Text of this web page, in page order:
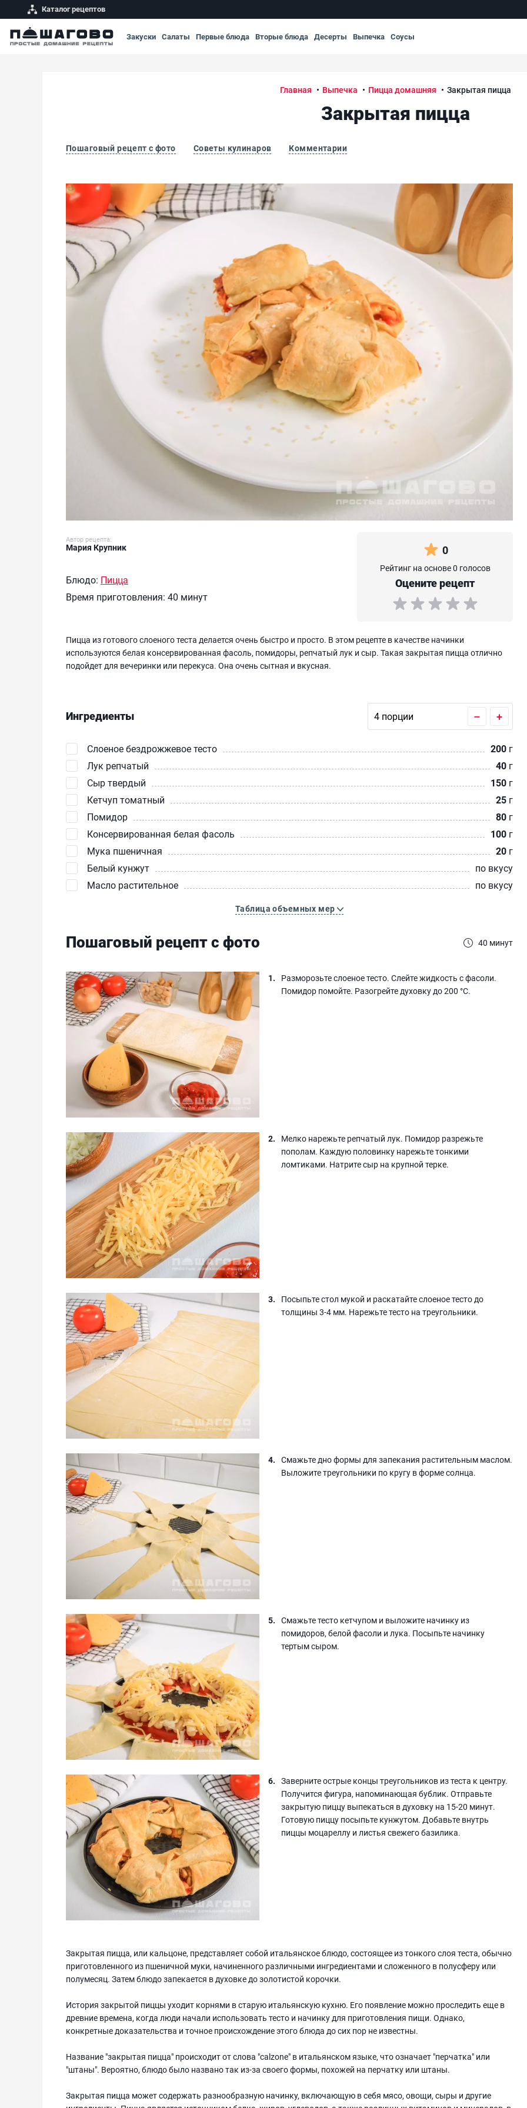
Каталог рецептов
Закуски Салаты Первые блюда Вторые блюда Десерты Выпечка Соусы
Главная Выпечка Пицца домашняя Закрытая пицца
Закрытая пицца
Пошаговый рецепт с фото Советы кулинаров Комментарии
Закрытая пицца
Автор рецепта:
Мария Крупник
Блюдо: Пицца
Время приготовления: 40 минут
0
Рейтинг на основе 0 голосов
Оцените рецепт
Пицца из готового слоеного теста делается очень быстро и просто. В этом рецепте в качестве начинки
используются белая консервированная фасоль, помидоры, репчатый лук и сыр. Такая закрытая пицца отлично
подойдет для вечеринки или перекуса. Она очень сытная и вкусная.
Ингредиенты – +
Слоеное бездрожжевое тесто 200 г
Лук репчатый
40 г
Сыр твердый
150 г
Кетчуп томатный
25 г
Помидор
80 г
Консервированная белая фасоль
100 г
Мука пшеничная
20 г
Белый кунжут
по вкусу
Масло растительное
по вкусу
Таблица объемных мер
Пошаговый рецепт с фото 40 минут
Разморозьте слоеное тесто. Слейте жидкость с фасоли.
Помидор помойте. Разогрейте духовку до 200 °С.
Мелко нарежьте репчатый лук. Помидор разрежьте
пополам. Каждую половинку нарежьте тонкими
ломтиками. Натрите сыр на крупной терке.
Посыпьте стол мукой и раскатайте слоеное тесто до
толщины 3-4 мм. Нарежьте тесто на треугольники.
Смажьте дно формы для запекания растительным маслом.
Выложите треугольники по кругу в форме солнца.
Смажьте тесто кетчупом и выложите начинку из
помидоров, белой фасоли и лука. Посыпьте начинку
тертым сыром.
Заверните острые концы треугольников из теста к центру.
Получится фигура, напоминающая бублик. Отправьте
закрытую пиццу выпекаться в духовку на 15-20 минут.
Готовую пиццу посыпьте кунжутом. Добавьте внутрь
пиццы моцареллу и листья свежего базилика.
Закрытая пицца, или кальцоне, представляет собой итальянское блюдо, состоящее из тонкого слоя теста, обычно
приготовленного из пшеничной муки, начиненного различными ингредиентами и сложенного в полусферу или
полумесяц. Затем блюдо запекается в духовке до золотистой корочки.
История закрытой пиццы уходит корнями в старую итальянскую кухню. Его появление можно проследить еще в
древние времена, когда люди начали использовать тесто и начинку для приготовления пищи. Однако,
конкретные доказательства и точное происхождение этого блюда до сих пор не известны.
Название "закрытая пицца" происходит от слова "calzone" в итальянском языке, что означает "перчатка" или
"штаны". Вероятно, блюдо было названо так из-за своего формы, похожей на перчатку или штаны.
Закрытая пицца может содержать разнообразную начинку, включающую в себя мясо, овощи, сыры и другие